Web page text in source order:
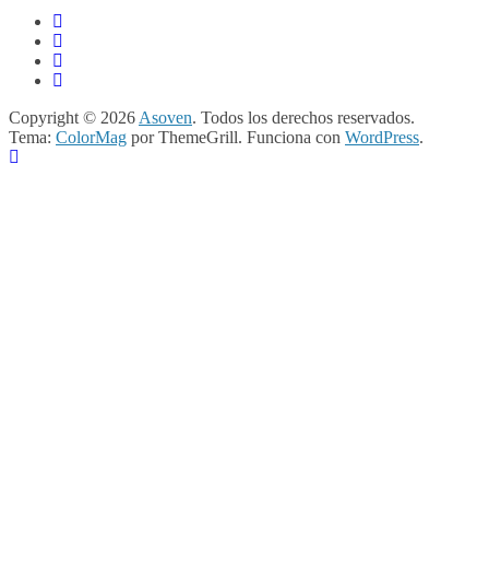
Copyright © 2026 Asoven. Todos los derechos reservados.
Tema: ColorMag por ThemeGrill. Funciona con WordPress.